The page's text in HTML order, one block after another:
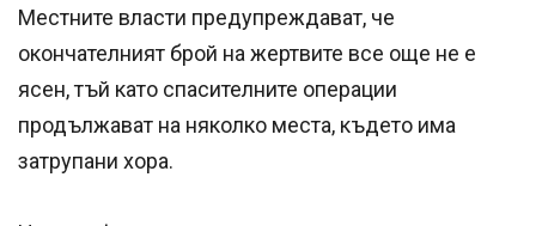
Местните власти предупреждават, че
окончателният брой на жертвите все още не е
ясен, тъй като спасителните операции
продължават на няколко места, където има
затрупани хора.